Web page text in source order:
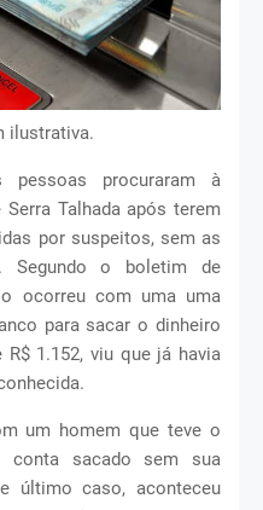
ilustrativa.
pessoas procuraram à
Talhada após terem
por suspeitos, sem as
Segundo o boletim de
ocorreu com uma uma
para sacar o dinheiro
1.152, viu que já havia
um homem que teve o
sacado sem sua
último caso, aconteceu